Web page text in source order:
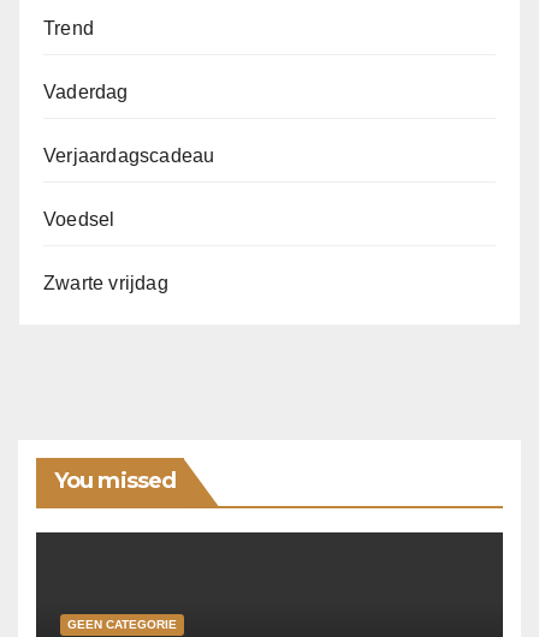
Trend
Vaderdag
Verjaardagscadeau
Voedsel
Zwarte vrijdag
You missed
GEEN CATEGORIE